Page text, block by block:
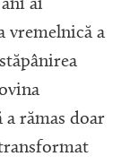
ai
vremelnică a
a rămas doar